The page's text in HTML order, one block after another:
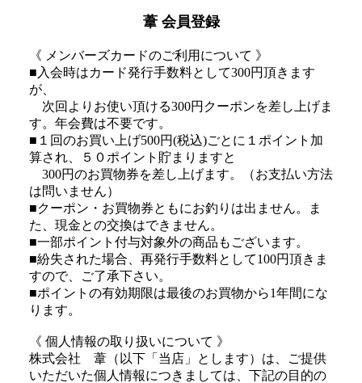
葦 会員登録
《 メンバーズカードのご利用について 》
■入会時はカード発行手数料として300円頂きます
が、
次回よりお使い頂ける300円クーポンを差し上げま
す。年会費は不要です。
■１回のお買い上げ500円(税込)ごとに１ポイント加
算され、５０ポイント貯まりますと
300円のお買物券を差し上げます。（お支払い方法
は問いません）
■クーポン・お買物券ともにお釣りは出ません。ま
た、現金との交換はできません。
■一部ポイント付与対象外の商品もございます。
■紛失された場合、再発行手数料として100円頂きま
すので、ご了承下さい。
■ポイントの有効期限は最後のお買物から1年間にな
ります。
《 個人情報の取り扱いについて 》
株式会社 葦（以下「当店」とします）は、ご提供
いただいた個人情報につきましては、下記の目的の